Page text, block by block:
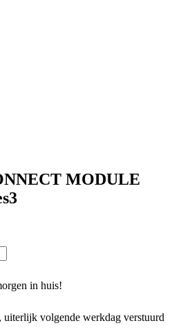
MODULE
in huis!
uiterlijk volgende werkdag verstuurd